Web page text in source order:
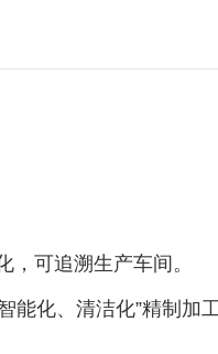
可追溯生产车间。
化、清洁化”精制加